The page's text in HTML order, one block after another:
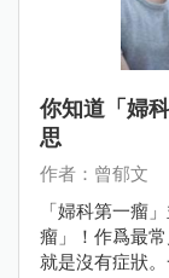
你知道「婦
思
作者：曾郁文
「婦科第一瘤
瘤」！作爲最
就是沒有症狀